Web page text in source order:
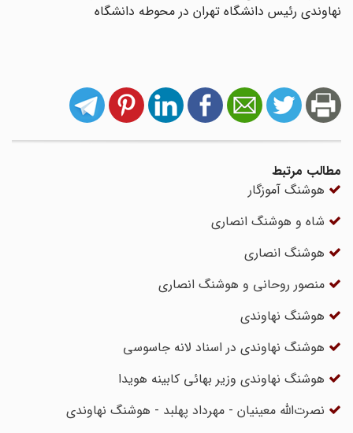
نهاوندی رئیس دانشگاه تهران در محوطه دانشگاه
مطالب مرتبط
هوشنگ آموزگار
شاه و هوشنگ انصاری
هوشنگ انصاری
منصور روحانی و هوشنگ انصاری
هوشنگ نهاوندی
هوشنگ نهاوندی در اسناد لانه جاسوسی
هوشنگ نهاوندی وزیر بهائی کابینه هویدا
نصرت‌الله معینیان - مهرداد پهلبد - هوشنگ نهاوندی